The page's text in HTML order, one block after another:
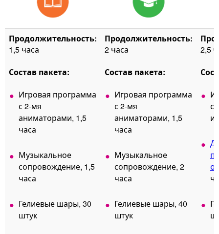
Продолжительность:
1,5 часа
Состав пакета:
Игровая программа
с 2-мя
аниматорами, 1,5
часа
Музыкальное
сопровождение, 1,5
часа
Гелиевые шары, 30
штук
Продолжительность:
2 часа
Состав пакета:
Игровая программа
с 2-мя
аниматорами, 1,5
часа
Музыкальное
сопровождение, 2
часа
Гелиевые шары, 40
штук
2,5
с